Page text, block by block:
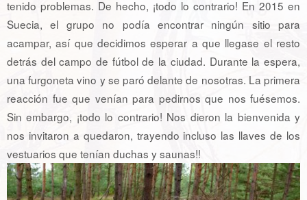
tenido problemas. De hecho, ¡todo lo contrario! En 2015 en
Suecia, el grupo no podía encontrar ningún sitio para
acampar, así que decidimos esperar a que llegase el resto
detrás del campo de fútbol de la ciudad. Durante la espera,
una furgoneta vino y se paró delante de nosotras. La primera
reacción fue que venían para pedirnos que nos fuésemos.
Sin embargo, ¡todo lo contrario! Nos dieron la bienvenida y
nos invitaron a quedaron, trayendo incluso las llaves de los
vestuarios que tenían duchas y saunas!!